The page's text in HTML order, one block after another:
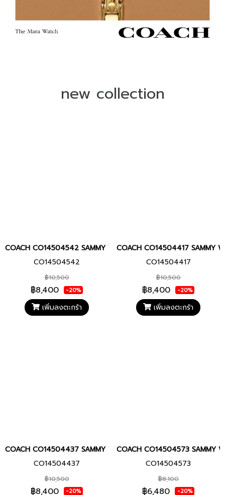
new collection
COACH CO14504542 SAMMY Women watch นาฬิกา นาฬิกาข้อมือ
CO14504542
฿10,500
฿8,400 -20%
เพิ่มลงตะกร้า
COACH CO14504417 SAMMY
CO14504417
฿10,500
฿8,400 -20%
เพิ่มลงตะกร้า
COACH CO14504437 SAMMY Women watch นาฬิกา นาฬิกาข้อมือ
CO14504437
฿10,500
฿8,400 -20%
COACH CO14504573 SAMMY
CO14504573
฿8,100
฿6,480 -20%